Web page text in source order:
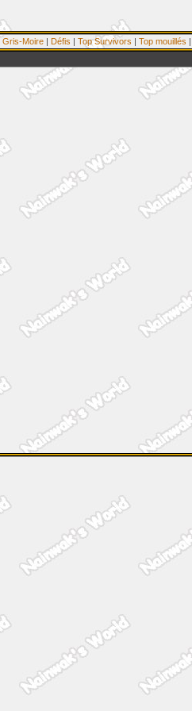
Gris-Moire | Défis | Top Survivors | Top mouillés |